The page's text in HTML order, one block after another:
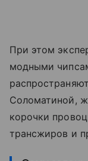
При этом
модными
Соломатиной,
корочки
трансжиров и